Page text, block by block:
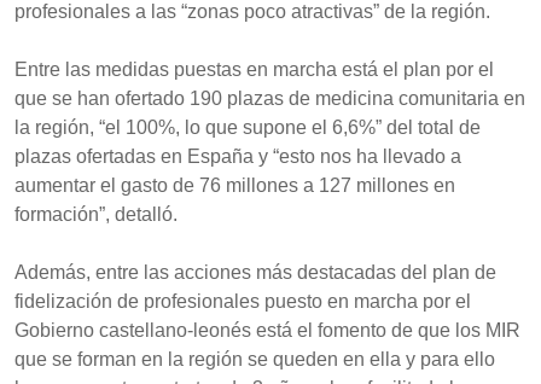
profesionales a las “zonas poco atractivas” de la región.
Entre las medidas puestas en marcha está el plan por el
que se han ofertado 190 plazas de medicina comunitaria en
la región, “el 100%, lo que supone el 6,6%” del total de
plazas ofertadas en España y “esto nos ha llevado a
aumentar el gasto de 76 millones a 127 millones en
formación”, detalló.
Además, entre las acciones más destacadas del plan de
fidelización de profesionales puesto en marcha por el
Gobierno castellano-leonés está el fomento de que los MIR
que se forman en la región se queden en ella y para ello